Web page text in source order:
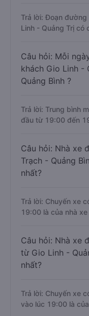
Trả lời: Đoạn đường
Linh - Quảng Trị có
Câu hỏi: Mỗi
khách Gio Linh -
Quảng Bình ?
Trả lời: Trung bình
đầu từ 19:00 đến
Câu hỏi: Nhà xe
Trạch - Quảng
nhất?
Trả lời: Chuyến xe
19:00 là của nhà xe
Câu hỏi: Nhà xe
từ Gio Linh -
nhất?
Trả lời: Chuyến xe
vào lúc 19:00 là